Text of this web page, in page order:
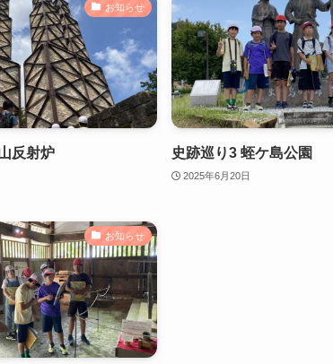
お知らせ
反射炉 史跡巡り3 蛭ケ島公園
2025年6月20日
お知らせ